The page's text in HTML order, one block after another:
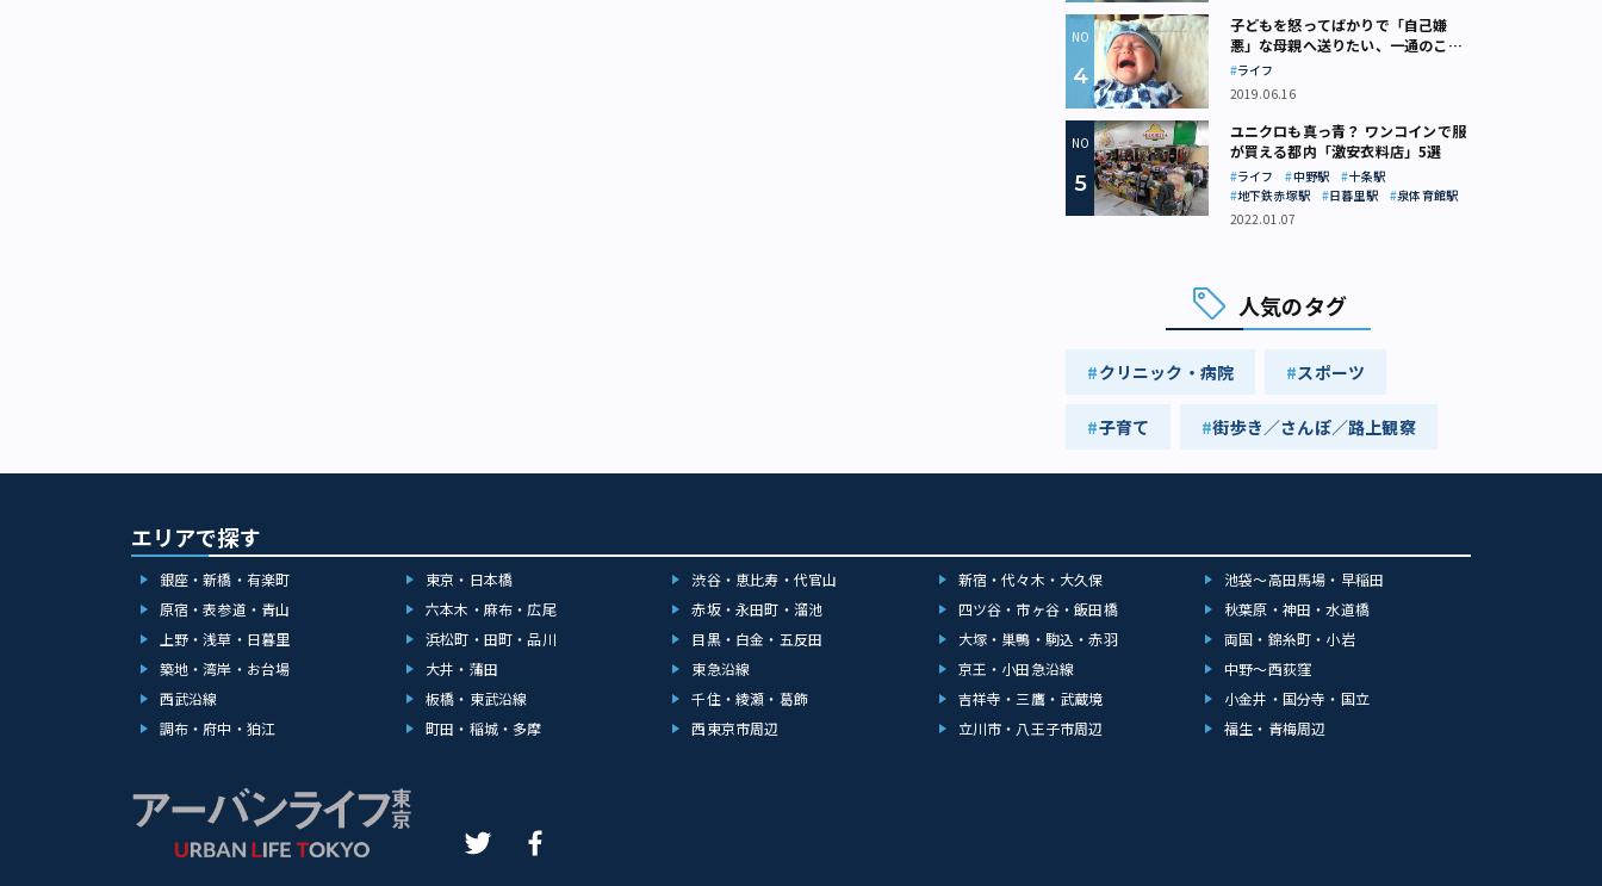
子どもを怒ってばかりで「自己嫌
悪」な母親へ送りたい、一通のここ
ろの処方箋
ライフ
2019.06.16
ユニクロも真っ青？ ワンコインで服
が買える都内「激安衣料店」5選
ライフ 中野駅
十条駅
地下鉄赤塚駅
日暮里駅
泉体育館駅
2022.01.07
人気のタグ
クリニック・病院 スポーツ
子育て 街歩き／さんぽ／路上観察
エリアで探す
銀座・新橋・有楽町 東京・日本橋 渋谷・恵比寿・代官山 新宿・代々木・大久保
池袋～高田馬場・早稲田
原宿・表参道・青山
六本木・麻布・広尾 赤坂・永田町・溜池 四ツ谷・市ヶ谷・飯田橋
秋葉原・神田・水道橋
上野・浅草・日暮里
浜松町・田町・品川 目黒・白金・五反田 大塚・巣鴨・駒込・赤羽
両国・錦糸町・小岩
築地・湾岸・お台場
大井・蒲田 東急沿線 京王・小田急沿線
中野～西荻窪
西武沿線
板橋・東武沿線 千住・綾瀬・葛飾 吉祥寺・三鷹・武蔵境
小金井・国分寺・国立
調布・府中・狛江
町田・稲城・多摩 西東京市周辺 立川市・八王子市周辺 福生・青梅周辺